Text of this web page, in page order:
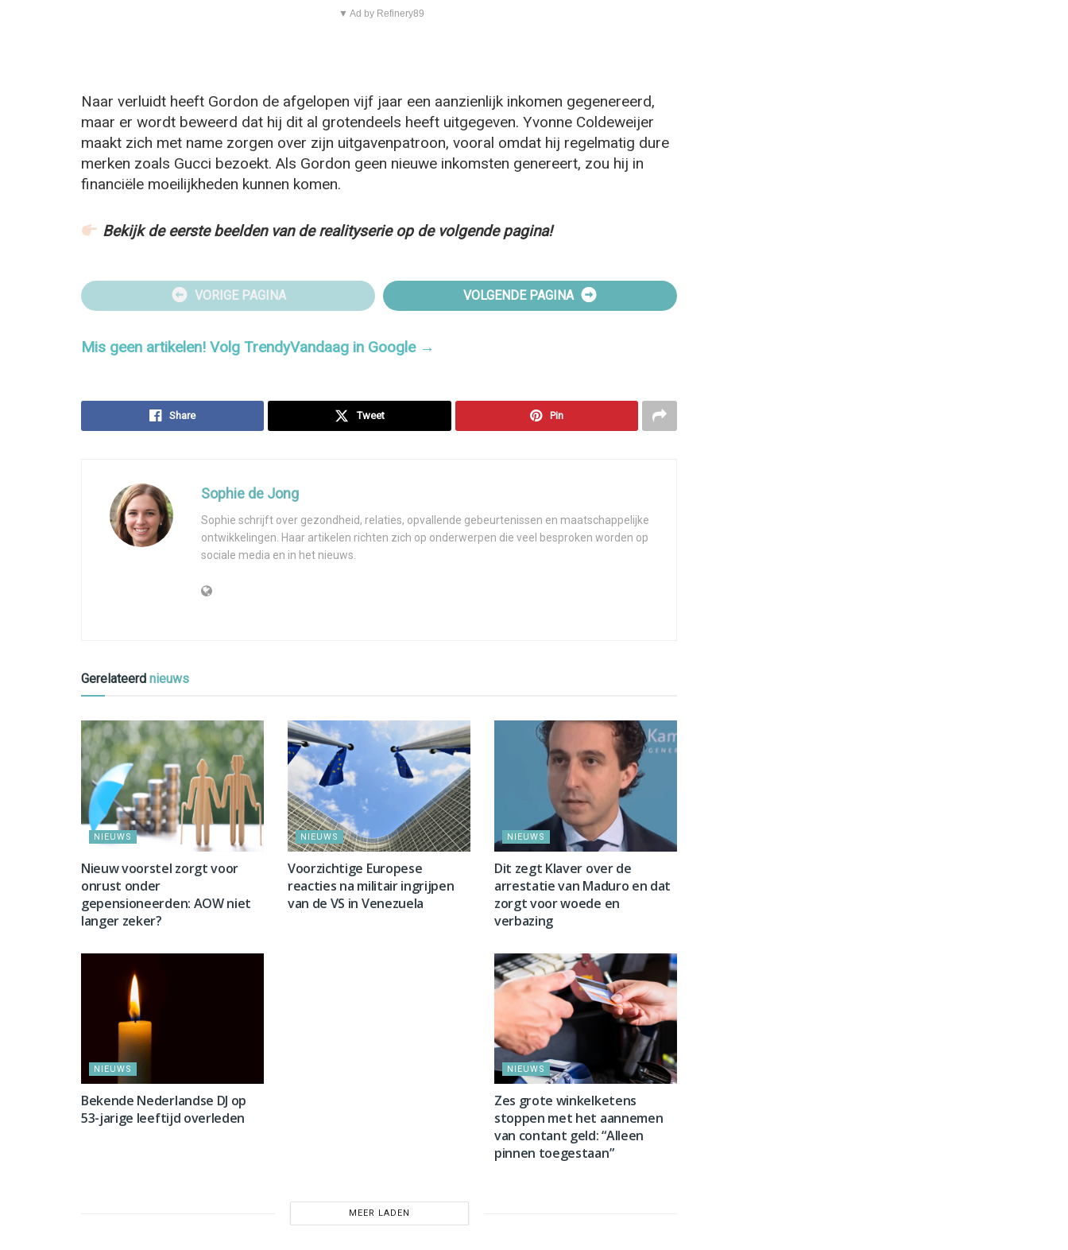
▼ Ad by Refinery89
Naar verluidt heeft Gordon de afgelopen vijf jaar een aanzienlijk inkomen gegenereerd,
maar er wordt beweerd dat hij dit al grotendeels heeft uitgegeven. Yvonne Coldeweijer
maakt zich met name zorgen over zijn uitgavenpatroon, vooral omdat hij regelmatig dure
merken zoals Gucci bezoekt. Als Gordon geen nieuwe inkomsten genereert, zou hij in
financiële moeilijkheden kunnen komen.
Bekijk de eerste beelden van de realityserie op de volgende pagina!
VORIGE PAGINA VOLGENDE PAGINA
Mis geen artikelen! Volg TrendyVandaag in Google →
Share Tweet Pin
Sophie de Jong
Sophie schrijft over gezondheid, relaties, opvallende gebeurtenissen en maatschappelijke
ontwikkelingen. Haar artikelen richten zich op onderwerpen die veel besproken worden op
sociale media en in het nieuws.
Gerelateerd nieuws
NIEUWS
Nieuw voorstel zorgt voor
onrust onder
gepensioneerden: AOW niet
langer zeker?
NIEUWS
Voorzichtige Europese
reacties na militair ingrijpen
van de VS in Venezuela
NIEUWS
Dit zegt Klaver over de
arrestatie van Maduro en dat
zorgt voor woede en
verbazing
NIEUWS
Bekende Nederlandse DJ op
53-jarige leeftijd overleden
NIEUWS
Zes grote winkelketens
stoppen met het aannemen
van contant geld: “Alleen
pinnen toegestaan”
MEER LADEN